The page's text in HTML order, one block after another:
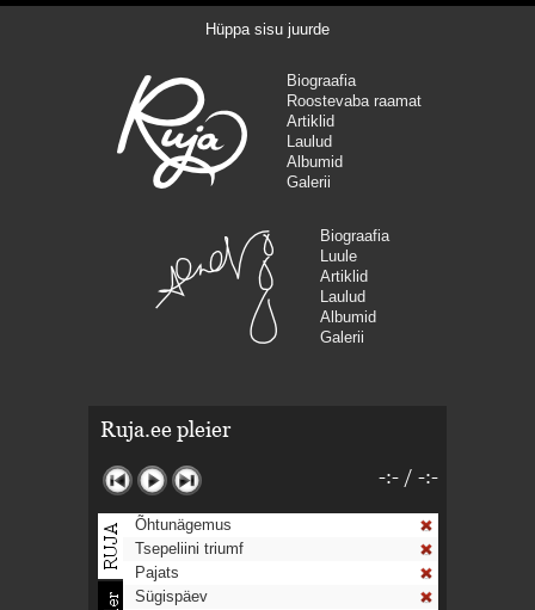
Hüppa sisu juurde
Biograafia
Roostevaba raamat
Artiklid
Laulud
Albumid
Galerii
Biograafia
Luule
Artiklid
Laulud
Albumid
Galerii
Ruja.ee pleier
-:- / -:-
Õhtunägemus
Tsepeliini triumf
Pajats
Sügispäev